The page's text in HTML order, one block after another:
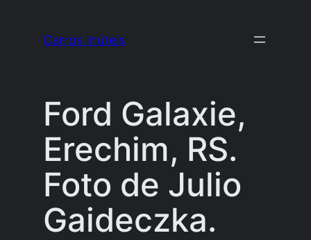
Carros Inúteis
Ford Galaxie,
Erechim, RS.
Foto de Julio
Gaideczka.